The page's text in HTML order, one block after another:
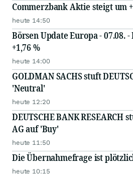
Commerzbank Aktie steigt um
heute 14:50
Börsen Update Europa - 07.08.
+1,76 %
heute 14:00
GOLDMAN SACHS stuft
'Neutral'
heute 12:20
DEUTSCHE BANK RESEARCH
AG auf 'Buy'
heute 11:50
Die Übernahmefrage ist
heute 10:15